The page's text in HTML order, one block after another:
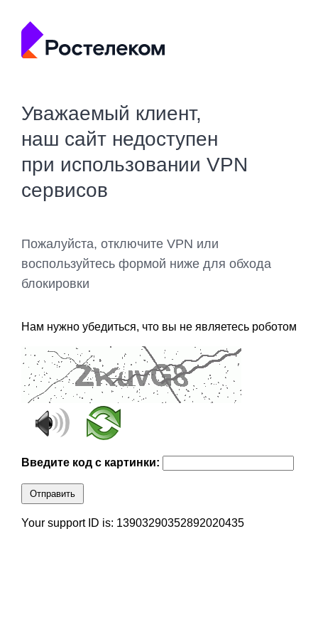
Уважаемый клиент,
наш сайт недоступен
при использовании VPN
сервисов
Пожалуйста, отключите VPN или
воспользуйтесь формой ниже для обхода
блокировки
Нам нужно убедиться, что вы не являетесь роботом
Введите код с картинки:
Отправить
Your support ID is: 13903290352892020435